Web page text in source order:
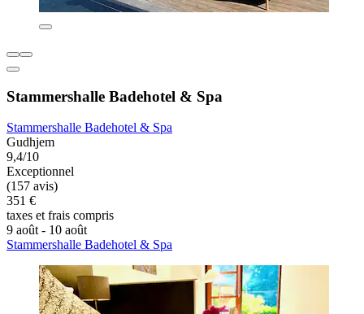
Stammershalle Badehotel & Spa
Stammershalle Badehotel & Spa
Gudhjem
9,4/10
Exceptionnel
(157 avis)
351 €
taxes et frais compris
9 août - 10 août
Stammershalle Badehotel & Spa